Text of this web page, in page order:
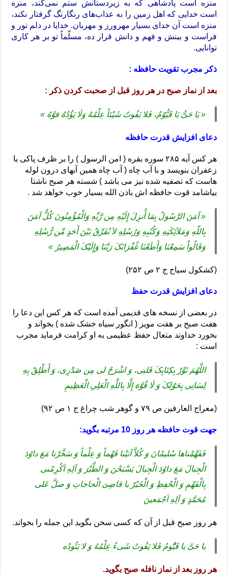
منزه است پادشاهی که به زیردستانش ستم نمی‌کند، منزه
است خدایی که اهل زمین را به عذاب‌های رنگارنگ گرفتار نکند،
منزه است آن خدای بسیار مهرورز و مهربان. خدایا در دلم نور و
فراست و بینش و فهم و دانش قرار ده، مسلّماً تو بر هر کاری
توانایی.
ذکر مجرب تقویت حافظه :
بعد از نماز صبح در هر روز قبل از صحبت کردن ذکر :
« یَا حَیُّ یَا قَیُّوْمُ، فَلا یَفُوتُ شَیْئاً عِلْمُهُ وَلَا یَؤُدُهُ قوَّهُ »
دعای افزایش قدرت حافظه
هر کس آیه ۲۸۵ سوره بقره ( امن الرسول ) را بر ظرف پاکی با
زعفران بنویسد و با آب چاه ( آب چاه همین آبهای درون لوله
هاست که تصفیه شده نیز می باشد ) شسته هر صبح ناشتا
بیاشامد قوت حافظه اش باذن الله بسیار خوب خواهد شد .
« آمَنَ الرَّسُولُ بِمَا أُنزِلَ إِلَیْهِ مِن رَّبِّهِ وَالْمُؤْمِنُونَ کُلٌّ آمَنَ
بِاللّهِ وَمَلآئِکَتِهِ وَکُتُبِهِ وَرُسُلِهِ لاَ نُفَرِّقُ بَیْنَ أَحَدٍ مِّن رُّسُلِهِ
وَقَالُواْ سَمِعْنَا وَأَطَعْنَا غُفْرَانَکَ رَبَّنَا وَإِلَیْکَ الْمَصِیرُ »
(کشکول سیاح ج ۲ ص ۲۵۲)
دعای افزایش قدرت حفظ
در بعضی از نسخه های قدیمی آمده است که هر کس این دعا را
هفت صبح بر هفت مویز ( انگور سیاه خشک شده ) بخواند و
بخورد خداوند متعال حفظ عظیمی به او کرامت فرماید مجرب
است :
اللَّهُمَ‏ نَوِّرْ بِکِتَابِکَ قَلبی، وَ اشْرَحْ لی مِن صَدْرِی، وَ أَطْلِقْ بِهِ
لِسَانِی بِحَوْلِکَ‏ وَ لَا قُوَّهَ إِلَّا بِاللَّهِ‏ الْعَلِیِ‏ الْعَظِیمِ‏
(معراج العارفین ص ۷۹ و گوهر شب چراغ ج ۱ ص ۹۲)
جهت قوت حافظه هر روز 10 مرتبه بگوید:
فَفَهَّمْنا‌ها سُلیمْانَ وَ کُلاَّ آتیْنا فَهْماً وَ عِلْماً وَ سَخَّرْنا مَعَ داوُدَ
الْجِبالَ مَعَ داوُدَ الْجِبالَ یَسْبَحْنَ وَ الطَّیْرَ وَ آلِهِ اَکْرِمْنی
بِالْفَهْمِ وَ الْحْفِظِ وَ الْخَیْرّ یا قاضِیَ الْحاجاتِ وَ صلَّ عَلی
مُحَمَّدٍ وَ آلِهِ اَجْمَعینَ
هر روز صبح قبل از آن که کسی سخن بگوید این جمله را بخواند.
یا حَیَّ یا قَیَُّومُ فَلا یَفُوتُ شَیءُ عِلْمُهُ وَ لا یَئُودُه
هر روز بعد از نماز نافله صبح بگوید.